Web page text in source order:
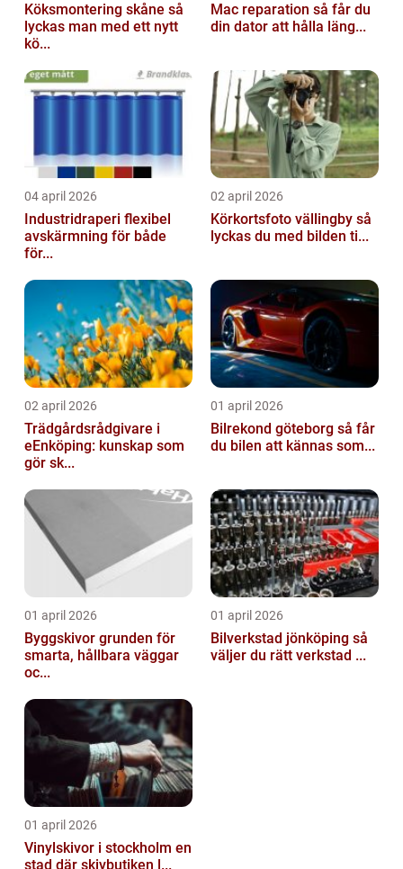
Köksmontering skåne så
lyckas man med ett nytt
kö...
Mac reparation så får du
din dator att hålla läng...
04 april 2026
Industridraperi flexibel
avskärmning för både
för...
02 april 2026
Körkortsfoto vällingby så
lyckas du med bilden ti...
02 april 2026
Trädgårdsrådgivare i
eEnköping: kunskap som
gör sk...
01 april 2026
Bilrekond göteborg så får
du bilen att kännas som...
01 april 2026
Byggskivor grunden för
smarta, hållbara väggar
oc...
01 april 2026
Bilverkstad jönköping så
väljer du rätt verkstad ...
01 april 2026
Vinylskivor i stockholm en
stad där skivbutiken l...